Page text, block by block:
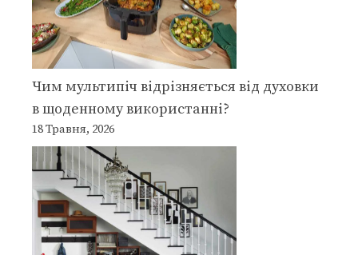
Чим мультипіч відрізняється від духовки
в щоденному використанні?
18 Травня, 2026